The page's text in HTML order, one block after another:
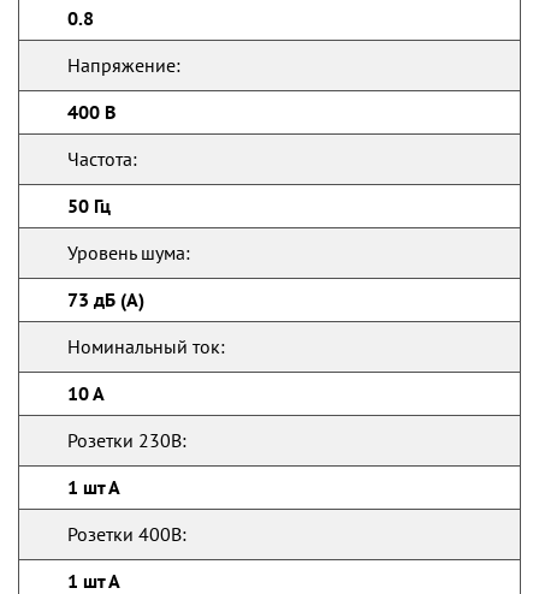
0.8
Напряжение:
400 В
Частота:
50 Гц
Уровень шума:
73 дБ (А)
Номинальный ток:
10 А
Розетки 230В:
1 шт А
Розетки 400В:
1 шт А